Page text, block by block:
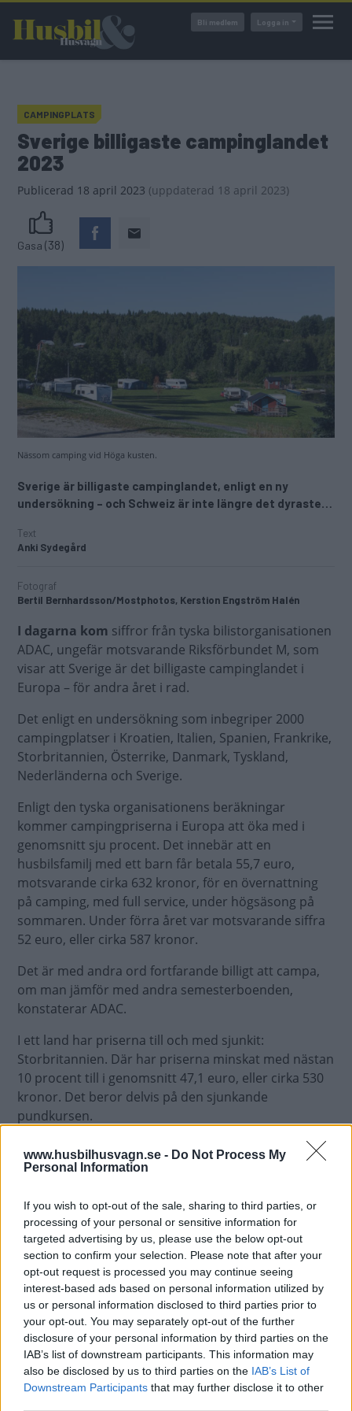
www.husbilhusvagn.se - Do Not Process My
Personal Information
If you wish to opt-out of the sale, sharing to third parties, or
processing of your personal or sensitive information for
targeted advertising by us, please use the below opt-out
section to confirm your selection. Please note that after your
opt-out request is processed you may continue seeing
interest-based ads based on personal information utilized by
us or personal information disclosed to third parties prior to
your opt-out. You may separately opt-out of the further
disclosure of your personal information by third parties on the
IAB’s list of downstream participants. This information may
also be disclosed by us to third parties on the IAB’s List of
Downstream Participants that may further disclose it to other
huvudinnehåll
Bli medlem Logga in
CAMPINGPLATS
Sverige billigaste campinglandet
2023
Publicerad 18 april 2023 (uppdaterad 18 april 2023)
Gasa (38)
Nässom camping vid Höga kusten.
Sverige är billigaste campinglandet, enligt en ny
undersökning – och Schweiz är inte längre det dyraste…
Text
Anki Sydegård
Fotograf
Bertil Bernhardsson/Mostphotos, Kerstion Engström Halén
I dagarna kom siffror från tyska bilistorganisationen
ADAC, ungefär motsvarande Riksförbundet M, som
visar att Sverige är det billigaste campinglandet i
Europa – för andra året i rad.
Det enligt en undersökning som inbegriper 2000
campingplatser i Kroatien, Italien, Spanien, Frankrike,
Storbritannien, Österrike, Danmark, Tyskland,
Nederländerna och Sverige.
Enligt den tyska organisationens beräkningar
kommer campingpriserna i Europa att öka med i
genomsnitt sju procent. Det innebär att en
husbilsfamilj med ett barn får betala 55,7 euro,
motsvarande cirka 632 kronor, för en övernattning
på camping, med full service, under högsäsong på
sommaren. Under förra året var motsvarande siffra
52 euro, eller cirka 587 kronor.
Det är med andra ord fortfarande billigt att campa,
om man jämför med andra semesterboenden,
konstaterar ADAC.
I ett land har priserna till och med sjunkit:
Storbritannien. Där har priserna minskat med nästan
10 procent till i genomsnitt 47,1 euro, eller cirka 530
kronor. Det beror delvis på den sjunkande
pundkursen.
Sverige och Tyskland är fortfarande de billigaste
länderna för campingsemester, medan Kroatien har
gången. Där har campingpriserna ökat med 15
procent sedan förra året. Schweiz, som brukar vara
dyrast, har hoppat ner till en tredjeplats eftersom
priserna i alplandet endast ökat med 2,5 procent.
CAMPINGPRISER I EUROPA 2023